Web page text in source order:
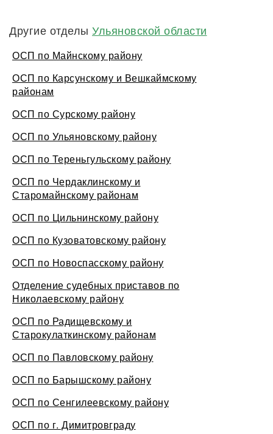
Другие отделы Ульяновской области
ОСП по Майнскому району
ОСП по Карсунскому и Вешкаймскому
районам
ОСП по Сурскому району
ОСП по Ульяновскому району
ОСП по Тереньгульскому району
ОСП по Чердаклинскому и
Старомайнскому районам
ОСП по Цильнинскому району
ОСП по Кузоватовскому району
ОСП по Новоспасскому району
Отделение судебных приставов по
Николаевскому району
ОСП по Радищевскому и
Старокулаткинскому районам
ОСП по Павловскому району
ОСП по Барышскому району
ОСП по Сенгилеевскому району
ОСП по г. Димитровграду